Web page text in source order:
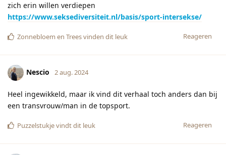
zich erin willen verdiepen
https://www.seksediversiteit.nl/basis/sport-intersekse/
Reageren
Zonnebloem en Treesvinden dit leuk
Nescio 2 aug. 2024
Heel ingewikkeld, maar ik vind dit verhaal toch anders dan bij
een transvrouw/man in de topsport.
Reageren
Puzzelstukjevindt dit leuk